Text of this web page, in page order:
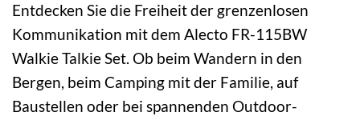
Entdecken Sie die Freiheit der grenzenlosen
Kommunikation mit dem Alecto FR-115BW
Walkie Talkie Set. Ob beim Wandern in den
Bergen, beim Camping mit der Familie, auf
Baustellen oder bei spannenden Outdoor-